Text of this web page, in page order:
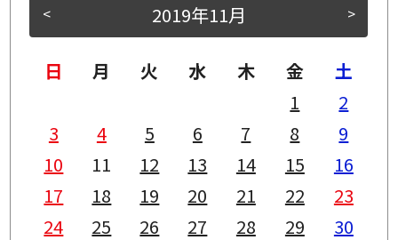
< >
2019年11月
日 月 火 水 木 金
土
1
2
3
4 5 6 7 8
9
10
11 12 13 14 15
16
17
18 19 20 21 22
23
24
25 26 27 28 29 30